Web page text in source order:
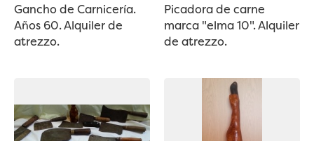
Gancho de Carnicería.
Años 60. Alquiler de
atrezzo.
Picadora de carne
marca "elma 10". Alquiler
de atrezzo.